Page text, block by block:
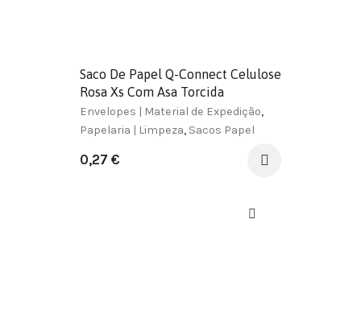
Saco De Papel Q-Connect Celulose
Rosa Xs Com Asa Torcida
180X240X80 Mm
Envelopes | Material de Expedição,
Papelaria | Limpeza, Sacos Papel
0,27 €